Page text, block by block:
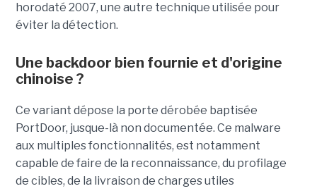
horodaté 2007, une autre technique utilisée pour
éviter la détection.
Une backdoor bien fournie et d'origine
chinoise ?
Ce variant dépose la porte dérobée baptisée
PortDoor, jusque-là non documentée. Ce malware
aux multiples fonctionnalités, est notamment
capable de faire de la reconnaissance, du profilage
de cibles, de la livraison de charges utiles